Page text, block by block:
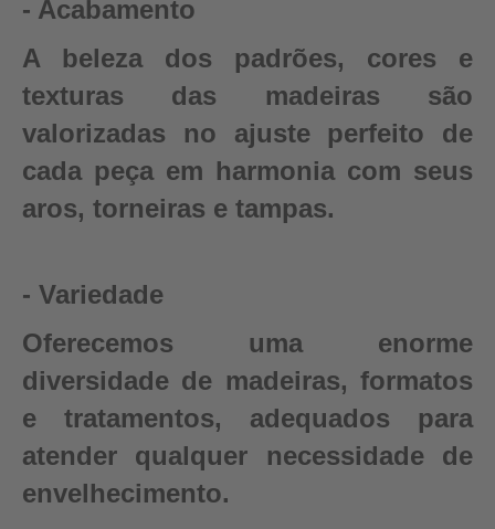
- Acabamento
A beleza dos padrões, cores e
texturas das madeiras são
valorizadas no ajuste perfeito de
cada peça em harmonia com seus
aros, torneiras e tampas.
- Variedade
Oferecemos uma enorme
diversidade de madeiras, formatos
e tratamentos, adequados para
atender qualquer necessidade de
envelhecimento.